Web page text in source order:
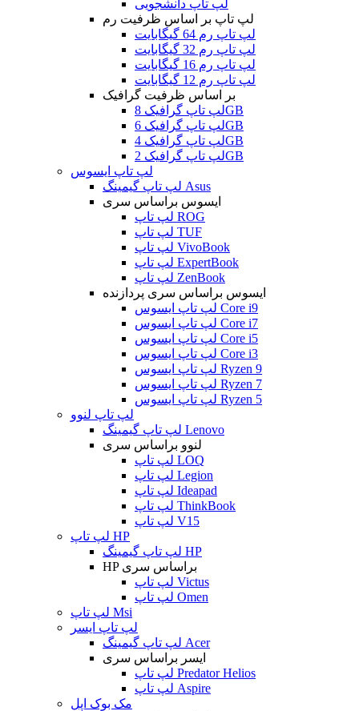
لپ تاپ دانشجویی
لپ تاپ بر اساس ظرفیت رم
لپ تاپ رم 64 گیگابایت
لپ تاپ رم 32 گیگابایت
لپ تاپ رم 16 گیگابایت
لپ تاپ رم 12 گیگابایت
بر اساس ظرفیت گرافیک
لپ تاپ گرافیک 8GB
لپ تاپ گرافیک 6GB
لپ تاپ گرافیک 4GB
لپ تاپ گرافیک 2GB
لپ تاپ ایسوس
لپ تاپ گیمینگ Asus
ایسوس براساس سری
لپ تاپ ROG
لپ تاپ TUF
لپ تاپ VivoBook
لپ تاپ ExpertBook
لپ تاپ ZenBook
ایسوس براساس سری پردازنده
لپ تاپ ایسوس Core i9
لپ تاپ ایسوس Core i7
لپ تاپ ایسوس Core i5
لپ تاپ ایسوس Core i3
لپ تاپ ایسوس Ryzen 9
لپ تاپ ایسوس Ryzen 7
لپ تاپ ایسوس Ryzen 5
لپ تاپ لنوو
لپ تاپ گیمینگ Lenovo
لنوو براساس سری
لپ تاپ LOQ
لپ تاپ Legion
لپ تاپ Ideapad
لپ تاپ ThinkBook
لپ تاپ V15
لپ تاپ HP
لپ تاپ گیمینگ HP
HP براساس سری
لپ تاپ Victus
لپ تاپ Omen
لپ تاپ Msi
لپ تاپ ایسر
لپ تاپ گیمینگ Acer
ایسر براساس سری
لپ تاپ Predator Helios
لپ تاپ Aspire
مک بوک اپل